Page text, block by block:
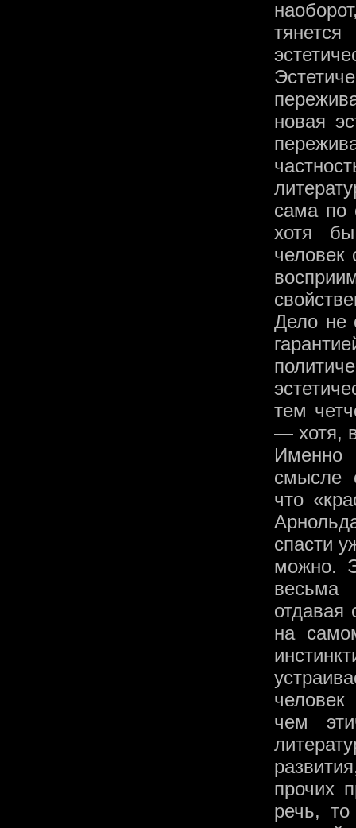
новая
сама по
хотя
человек
Дело не
тем
— хотя,
Именно
смысле
что
спасти
можно.
весьма
отдавая
на
чем
прочих
речь,